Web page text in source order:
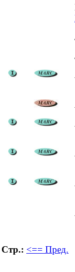
Стр.: <== Пред.